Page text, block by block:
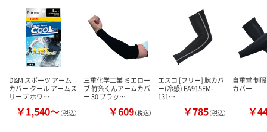
D&M スポーツ アーム
カバー クール アームス
リーブ ホワ…
￥1,540～（税込）
三重化学工業 ミエロー
ブ 竹糸くんアームカバ
ー 30 ブラッ…
￥609（税込）
エスコ [フリー] 腕カバ
ー(冷感) EA915EM-
131…
￥785（税込）
自重堂 制
カバー
￥